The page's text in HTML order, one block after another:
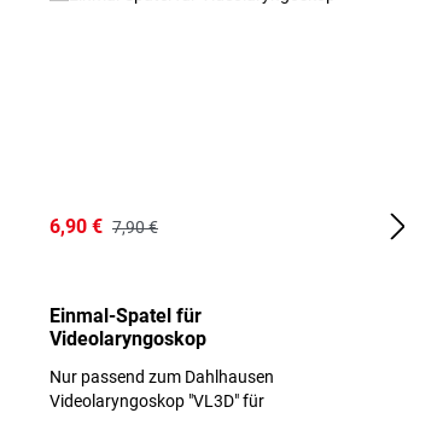
6,90 € 7,90 €
Einmal-Spatel für
Videolaryngoskop
Nur passend zum Dahlhausen
Videolaryngoskop "VL3D" für